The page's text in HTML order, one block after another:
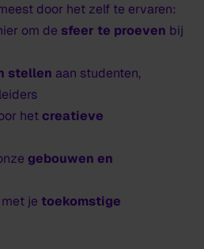
door het zelf te ervaren:
om de sfeer te proeven bij
stellen aan studenten,
hetcreatieve
gebouwen en
je toekomstige